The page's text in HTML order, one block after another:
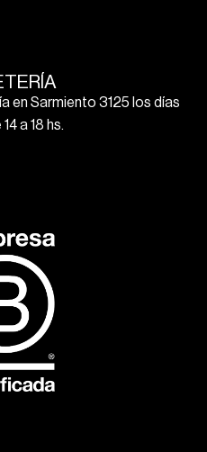
en Sarmiento 3125 los días
a 18 hs.